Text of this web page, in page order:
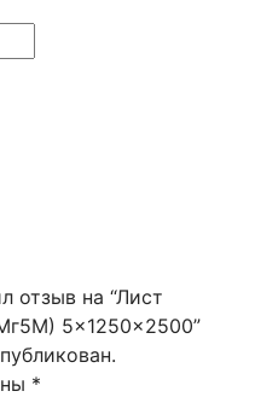
отзыв на “Лист
5x1250x2500”
*